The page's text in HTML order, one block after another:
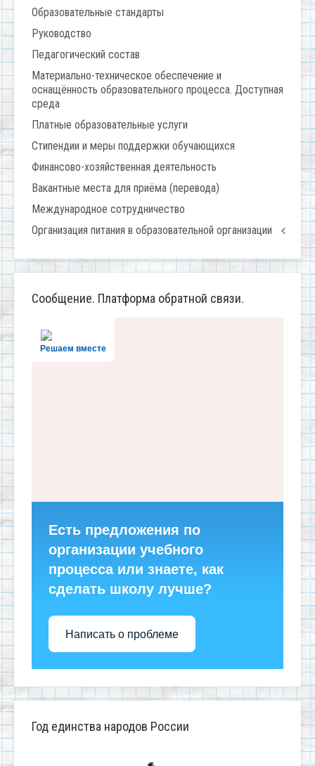
Образовательные стандарты
Руководство
Педагогический состав
Материально-техническое обеспечение и
оснащённость образовательного процесса. Доступная
среда
Платные образовательные услуги
Стипендии и меры поддержки обучающихся
Финансово-хозяйственная деятельность
Вакантные места для приёма (перевода)
Международное сотрудничество
Организация питания в образовательной организации
Сообщение. Платформа обратной связи.
Решаем вместе
Есть предложения по
организации учебного
процесса или знаете, как
сделать школу лучше?
Написать о проблеме
Год единства народов России